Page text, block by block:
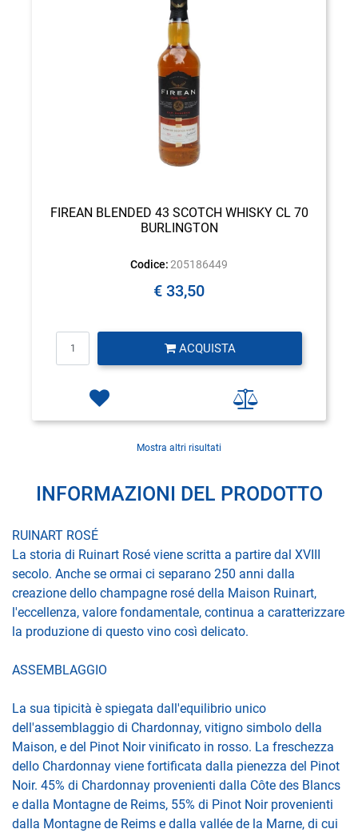
FIREAN BLENDED 43 SCOTCH WHISKY CL 70
BURLINGTON
Codice: 205186449
€ 33,50
ACQUISTA
Mostra altri risultati
INFORMAZIONI DEL PRODOTTO
RUINART ROSÉ
La storia di Ruinart Rosé viene scritta a partire dal XVIII
secolo. Anche se ormai ci separano 250 anni dalla
creazione dello champagne rosé della Maison Ruinart,
l'eccellenza, valore fondamentale, continua a caratterizzare
la produzione di questo vino così delicato.
ASSEMBLAGGIO
La sua tipicità è spiegata dall'equilibrio unico
dell'assemblaggio di Chardonnay, vitigno simbolo della
Maison, e del Pinot Noir vinificato in rosso. La freschezza
dello Chardonnay viene fortificata dalla pienezza del Pinot
Noir. 45% di Chardonnay provenienti dalla Côte des Blancs
e dalla Montagne de Reims, 55% di Pinot Noir provenienti
dalla Montagne de Reims e dalla vallée de la Marne, di cui